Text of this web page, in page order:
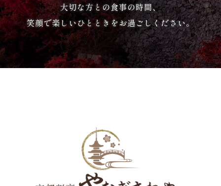
集
ま
大切な方との食事の時間、
笑顔で楽しいひとときをお過ごしください。